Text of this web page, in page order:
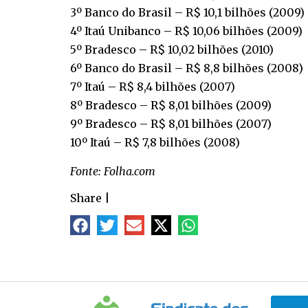
3º Banco do Brasil – R$ 10,1 bilhões (2009)
4º Itaú Unibanco – R$ 10,06 bilhões (2009)
5º Bradesco – R$ 10,02 bilhões (2010)
6º Banco do Brasil – R$ 8,8 bilhões (2008)
7º Itaú – R$ 8,4 bilhões (2007)
8º Bradesco – R$ 8,01 bilhões (2009)
9º Bradesco – R$ 8,01 bilhões (2007)
10º Itaú – R$ 7,8 bilhões (2008)
Fonte: Folha.com
Share